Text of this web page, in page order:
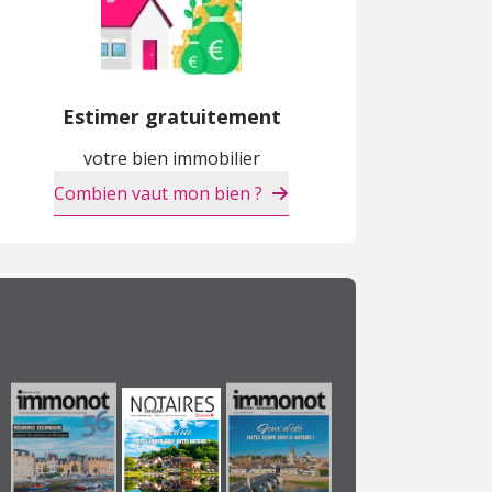
Estimer gratuitement
votre bien immobilier
Combien vaut mon bien ?